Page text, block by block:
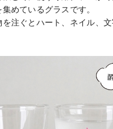
めているグラスです。
を注ぐとハート、ネイル、